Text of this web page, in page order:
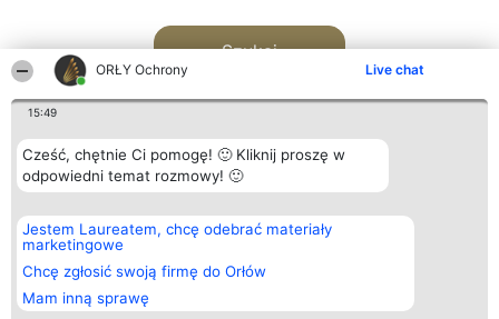
ORŁY Ochrony Live chat
15:49
Cześć, chętnie Ci pomogę! 🙂 Kliknij proszę w
odpowiedni temat rozmowy! 🙂
Jestem Laureatem, chcę odebrać materiały
marketingowe
Chcę zgłosić swoją firmę do Orłów
Mam inną sprawę
Szukaj
Organizator plebiscytu
Bright Side Solutions sp. z o.
o. sp. k.
ul. Ruska 22
Wrocław 50-079
KRS 0000749100 | Regon
381313360 | NIP 8943132676
Plebiscyt
Laureaci
wszystkich
Laureatów
Regulamin
Kontakt
Kontakt